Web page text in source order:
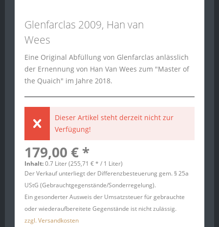
Glenfarclas 2009, Han van
Wees
Eine Original Abfüllung von Glenfarclas anlässlich
der Ernennung von Han Van Wees zum "Master of
the Quaich" im Jahre 2018.
Dieser Artikel steht derzeit nicht zur
Verfügung!
179,00 € *
Inhalt:0.7 Liter (255,71 € * / 1 Liter)
Der Verkauf unterliegt der Differenzbesteuerung gem. § 25a
UStG (Gebrauchtgegenstände/Sonderregelung).
Ein gesonderter Ausweis der Umsatzsteuer für gebrauchte
oder wiederaufbereitete Gegenstände ist nicht zulässig.
zzgl. Versandkosten